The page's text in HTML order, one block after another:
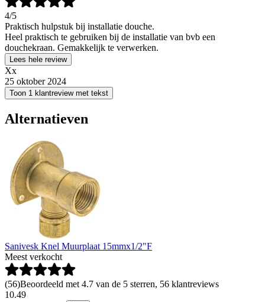
4/5
Praktisch hulpstuk bij installatie douche.
Heel praktisch te gebruiken bij de installatie van bvb een
douchekraan. Gemakkelijk te verwerken.
Lees hele review
Xx
25 oktober 2024
Toon 1 klantreview met tekst
Alternatieven
Sanivesk Knel Muurplaat 15mmx1/2"F
Meest verkocht
(56)Beoordeeld met 4.7 van de 5 sterren, 56 klantreviews
10.49